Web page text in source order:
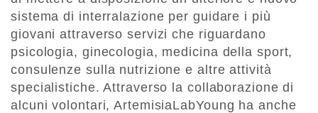
sistema di interralazione per guidare i più
giovani attraverso servizi che riguardano
psicologia, ginecologia, medicina della sport,
consulenze sulla nutrizione e altre attività
specialistiche. Attraverso la collaborazione di
alcuni volontari, ArtemisiaLabYoung ha anche